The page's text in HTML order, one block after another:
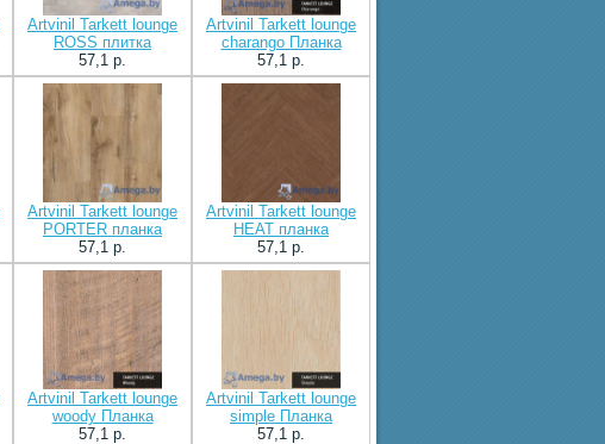
Artvinil Tarkett lounge
ROSS плитка
57,1 p.
Artvinil Tarkett lounge
charango Планка
57,1 p.
Artvinil Tarkett lounge
PORTER планка
57,1 p.
Artvinil Tarkett lounge
HEAT планка
57,1 p.
Artvinil Tarkett lounge
woody Планка
57,1 p.
Artvinil Tarkett lounge
simple Планка
57,1 p.